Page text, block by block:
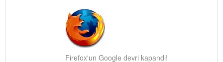
Firefox'un Google devri kapandı!